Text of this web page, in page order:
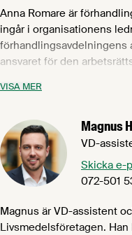
till en av världens mest
företaget. Jimmy har en
System i teknik och
företagsekonomi.
Anna Romare är
ingår i organisationens
förhandlingsavdelningens
ansvaret för den
tvisteförhandlingar med
varit ett antal år på
Scania. Anna har en
VISA MER
Magnus
VD-
Skicka e-
072-501
Magnus är VD-assistent
Livsmedelsföretagen.